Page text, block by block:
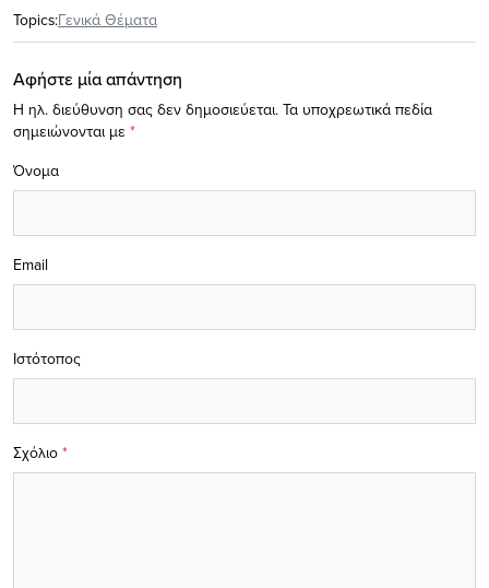
Topics:Γενικά Θέματα
Αφήστε μία απάντηση
Η ηλ. διεύθυνση σας δεν δημοσιεύεται. Τα υποχρεωτικά πεδία
σημειώνονται με *
Σχόλιο *
Όνομα
Email
Ιστότοπος